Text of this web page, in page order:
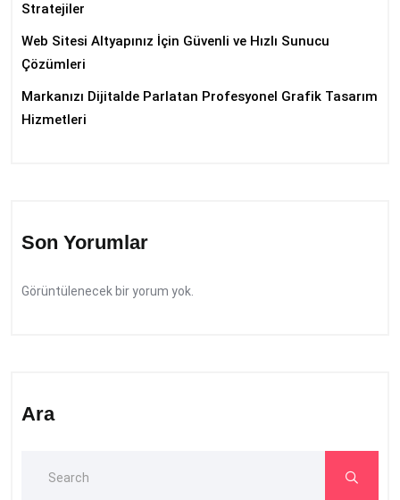
Stratejiler
Web Sitesi Altyapınız İçin Güvenli ve Hızlı Sunucu
Çözümleri
Markanızı Dijitalde Parlatan Profesyonel Grafik Tasarım
Hizmetleri
Son Yorumlar
Görüntülenecek bir yorum yok.
Ara